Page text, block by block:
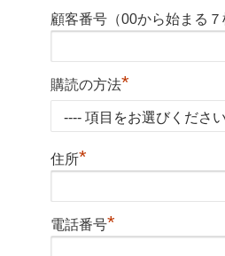
顧客番号（00から始まる７
購読の方法*
住所*
電話番号*